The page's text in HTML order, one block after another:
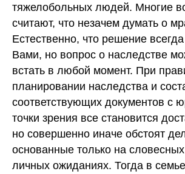
тяжелобольных людей. Многие
считают, что незачем думать о
Естественно, что решение всегда
Вами, но вопрос о наследстве
встать в любой момент. При
планировании наследства и
соответствующих документов с
точки зрения все становится
но совершенно иначе обстоят
основанные только на
личных ожиданиях. Тогда в